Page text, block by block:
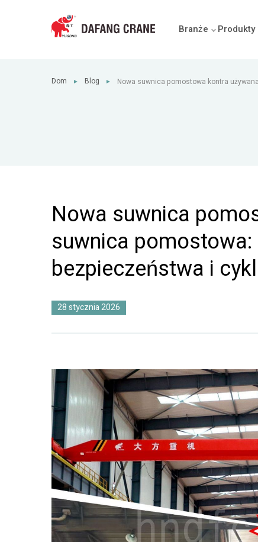
Branże Produkty
Dom ► Blog ►
Nowa suwnica pomostowa kontra
Nowa suwnica
suwnica
bezpieczeństwa i
28 stycznia 2026